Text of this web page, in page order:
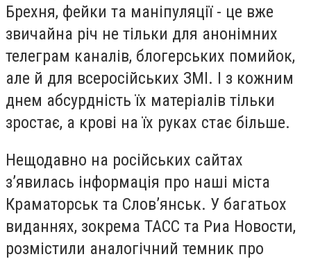
Брехня, фейки та маніпуляції - це вже
звичайна річ не тільки для анонімних
телеграм каналів, блогерських помийок,
але й для всеросійських ЗМІ. І з кожним
днем абсурдність їх матеріалів тільки
зростає, а крові на їх руках стає більше.
Нещодавно на російських сайтах
з’явилась інформація про наші міста
Краматорськ та Слов’янськ. У багатьох
виданнях, зокрема ТАСС та Риа Новости,
розмістили аналогічний темник про